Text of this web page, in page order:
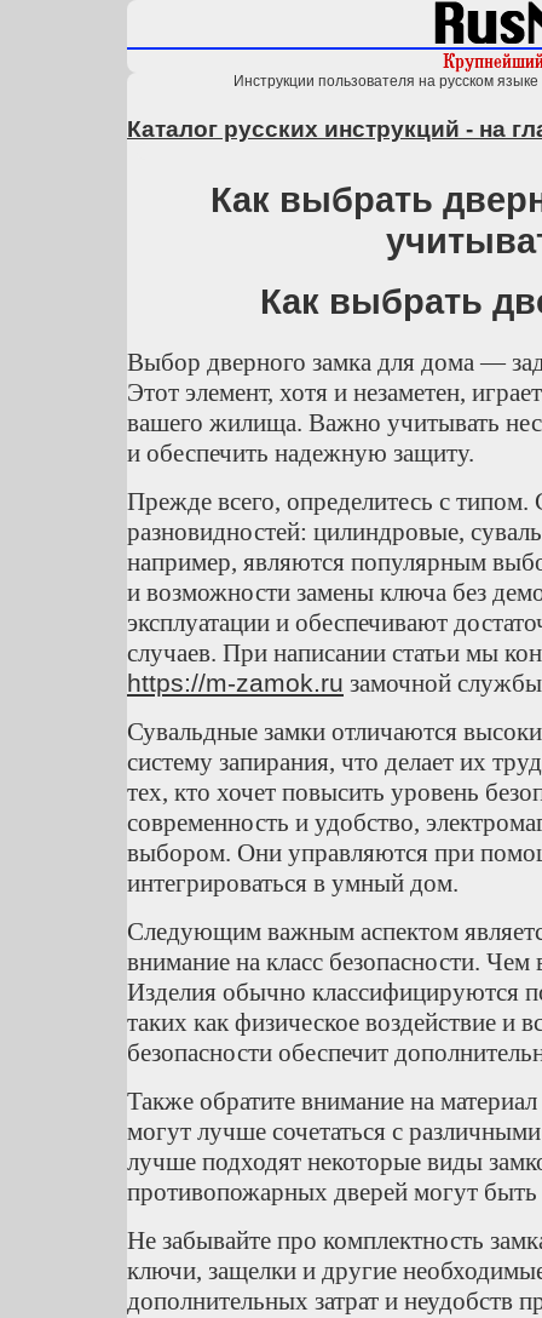
Инструкции пользователя на русском
Каталог русских инструкций - на
Как выбрать
Как выбрать
Выбор дверного замка для дома —
Этот элемент, хотя и незаметен,
вашего жилища. Важно учитывать
и обеспечить надежную защиту.
Прежде всего, определитесь с
разновидностей: цилиндровые,
например, являются популярным
и возможности замены ключа без
эксплуатации и обеспечивают
случаев. При написании статьи мы
https://m-zamok.ru замочной
Сувальдные замки отличаются
систему запирания, что делает их
тех, кто хочет повысить уровень
современность и удобство,
выбором. Они управляются при
интегрироваться в умный дом.
Следующим важным аспектом
внимание на класс безопасности.
Изделия обычно классифицируются
таких как физическое воздействие
безопасности обеспечит
Также обратите внимание на
могут лучше сочетаться с
лучше подходят некоторые виды
противопожарных дверей могут
Не забывайте про комплектность
ключи, защелки и другие
дополнительных затрат и неудобств